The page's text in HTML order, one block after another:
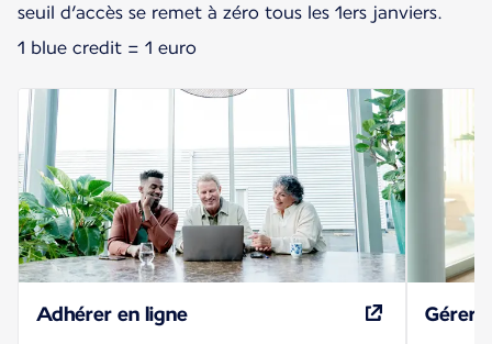
seuil d’accès se remet à zéro tous les 1ers janviers.
1 blue credit = 1 euro
Adhérer en ligne Gérer